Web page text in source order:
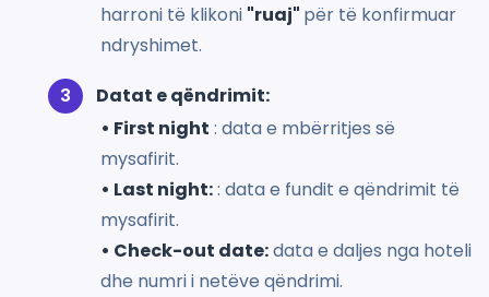
harroni të klikoni "ruaj" për të konfirmuar
ndryshimet.
Datat e qëndrimit:
• First night : data e mbërritjes së
mysafirit.
• Last night:: data e fundit e qëndrimit të
mysafirit.
• Check-out date:data e daljes nga hoteli
dhe numri i netëve qëndrimi.